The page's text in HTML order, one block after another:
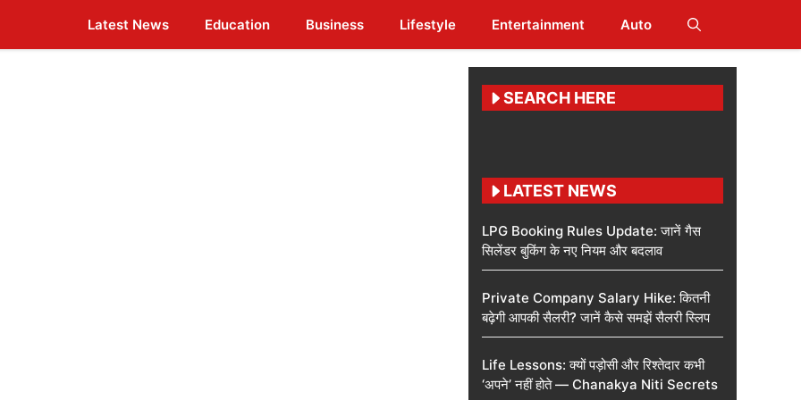
Latest News Education Business Lifestyle Entertainment Auto
SEARCH HERE
LATEST NEWS
LPG Booking Rules Update: जानें गैस
सिलेंडर बुकिंग के नए नियम और बदलाव
Private Company Salary Hike: कितनी
बढ़ेगी आपकी सैलरी? जानें कैसे समझें सैलरी स्लिप
Life Lessons: क्यों पड़ोसी और रिश्तेदार कभी
‘अपने’ नहीं होते — Chanakya Niti Secrets